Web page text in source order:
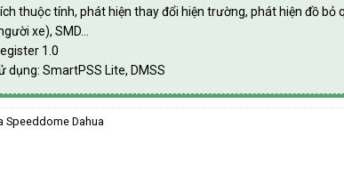
thuộc tính, phát hiện thay đổi hiện trường, phát hiện đồ bỏ
xe), SMD…
1.0
dụng: SmartPSS Lite, DMSS
Speeddome Dahua